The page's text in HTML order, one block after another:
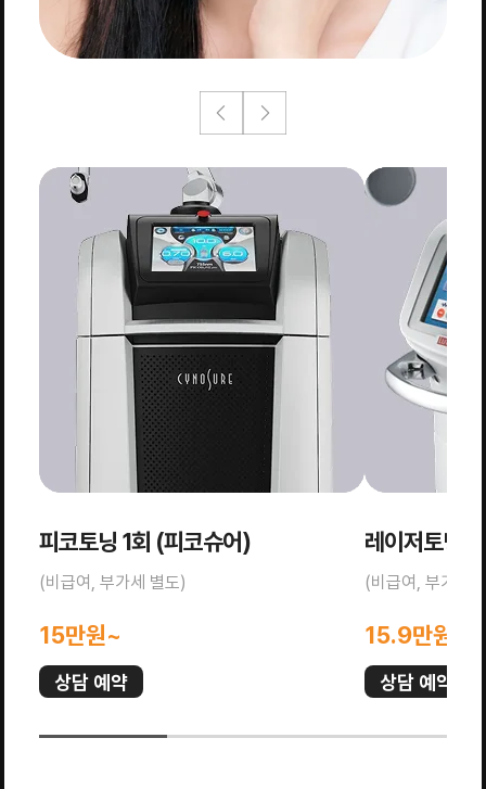
피코토닝 1회 (피코슈어)
(비급여, 부가세 별도)
15만원~
상담 예약
레이저토닝
(비급여, 부가세
15.9만원~
상담 예약